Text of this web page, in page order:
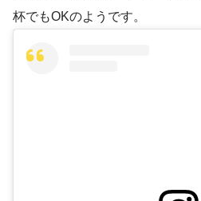
杯でもOKのようです。